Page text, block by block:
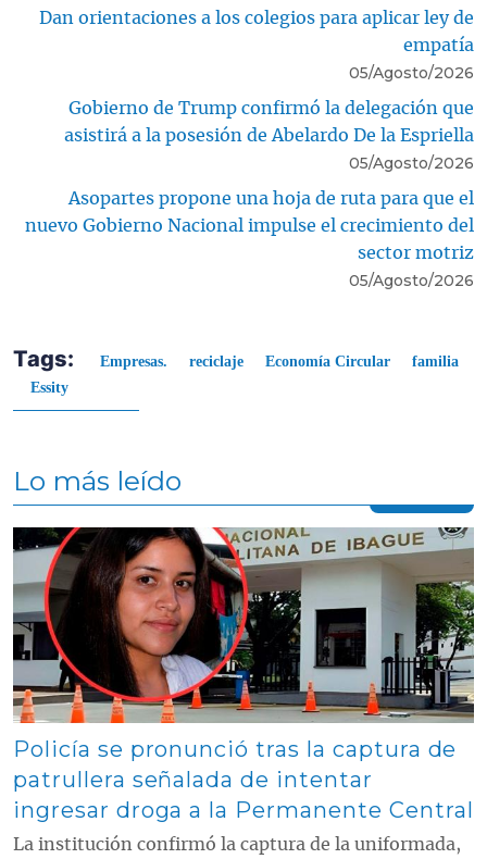
Dan orientaciones a los colegios para aplicar ley de
empatía
05/Agosto/2026
Gobierno de Trump confirmó la delegación que
asistirá a la posesión de Abelardo De la Espriella
05/Agosto/2026
Asopartes propone una hoja de ruta para que el
nuevo Gobierno Nacional impulse el crecimiento del
sector motriz
05/Agosto/2026
Tags: Empresas. reciclaje Economía Circular
familia
Essity
Lo más leído
Contenido multimedia principal
Policía se pronunció tras la captura de
patrullera señalada de intentar
ingresar droga a la Permanente Central
La institución confirmó la captura de la uniformada,